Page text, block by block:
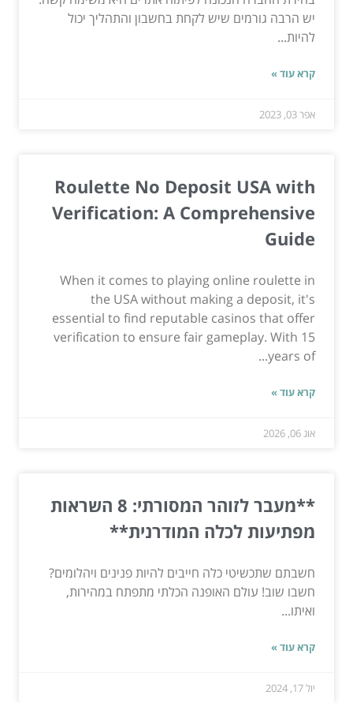
יש הרבה גורמים שיש לקחת בחשבון והתהליך יכול
להיות...
קרא עוד »
אפר 03, 2023
Roulette No Deposit USA with
Verification: A Comprehensive
Guide
When it comes to playing online roulette in
the USA without making a deposit, it's
essential to find reputable casinos that offer
verification to ensure fair gameplay. With 15
years of...
קרא עוד »
אוג 06, 2026
**מעבר לזוהר המסורתי: 8 השראות
מפתיעות לכלה המודרנית**
חשבתם שתכשיטי כלה חייבים להיות פנינים ויהלומים?
חשבו שוב! עולם האופנה הכלתי מתפתח במהירות,
ואיתו...
קרא עוד »
יול 17, 2024